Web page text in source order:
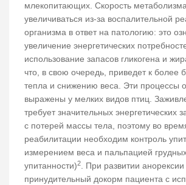
млекопитающих. Скорость
увеличиваться из-за воспалительной
организма в ответ на патологию: это
увеличение энергетических
использование запасов гликогена и
что, в свою очередь, приведет к более
тепла и снижению веса. Эти процессы
выражены у мелких видов птиц.
требует значительных энергетических
с потерей массы тела, поэтому во
реабилитации необходим контроль
измерением веса и пальпацией
упитанности)2
. При развитии
принудительный докорм пациента с